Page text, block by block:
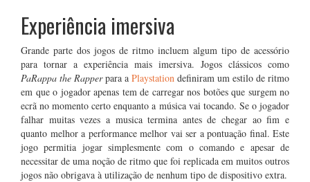
Experiência imersiva
Grande parte dos jogos de ritmo incluem algum tipo de acessório
para tornar a experiência mais imersiva. Jogos clássicos como
PaRappa the Rapperpara a Playstation definiram um estilo de ritmo
em que o jogador apenas tem de carregar nos botões que surgem no
ecrã no momento certo enquanto a música vai tocando. Se o jogador
falhar muitas vezes a musica termina antes de chegar ao fim e
quanto melhor a performance melhor vai ser a pontuação final. Este
jogo permitia jogar simplesmente com o comando e apesar de
necessitar de uma noção de ritmo que foi replicada em muitos outros
jogos não obrigava à utilização de nenhum tipo de dispositivo extra.